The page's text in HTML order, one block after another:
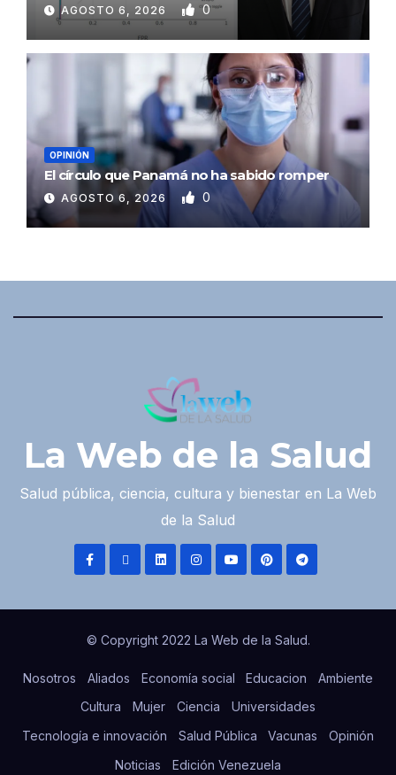
AGOSTO 6, 2026 0
OPINIÓN
El círculo que Panamá no ha sabido romper
AGOSTO 6, 2026 0
La Web de la Salud
Salud pública, ciencia, cultura y bienestar en La Web
de la Salud
© Copyright 2022 La Web de la Salud.
Nosotros Aliados Economía social Educacion
Ambiente
Cultura
Mujer Ciencia
Universidades
Tecnología e innovación
Salud Pública Vacunas
Opinión
Noticias
Edición Venezuela